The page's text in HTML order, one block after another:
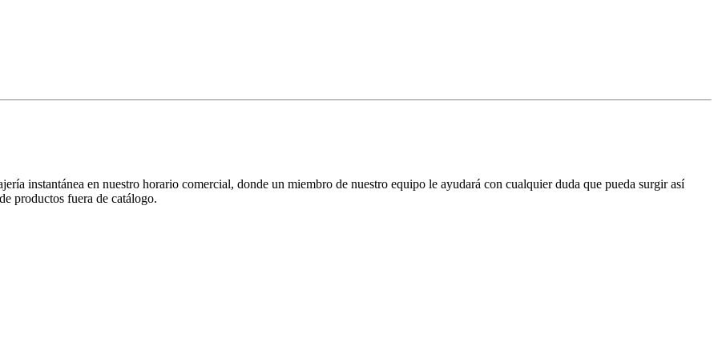
instantánea en nuestro horario comercial, donde un miembro de nuestro equipo le ayudará con cualquier duda que pueda surgir así
productos fuera de catálogo.